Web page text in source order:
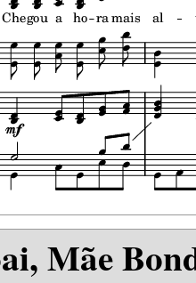
Mãe